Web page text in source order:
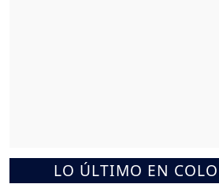
LO ÚLTIMO EN